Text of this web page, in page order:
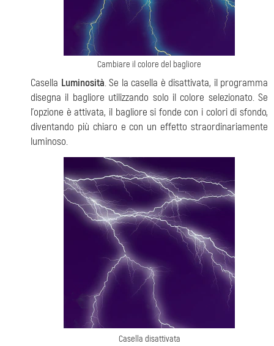
Cambiare il colore del bagliore
Casella Luminosità. Se la casella è disattivata, il programma
disegna il bagliore utilizzando solo il colore selezionato. Se
l'opzione è attivata, il bagliore si fonde con i colori di sfondo,
diventando più chiaro e con un effetto straordinariamente
luminoso.
Casella disattivata